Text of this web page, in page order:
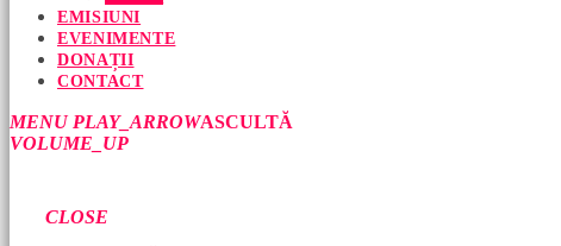
EMISIUNI
EVENIMENTE
DONAȚII
CONTACT
MENU PLAY_ARROWASCULTĂ
VOLUME_UP
CLOSE